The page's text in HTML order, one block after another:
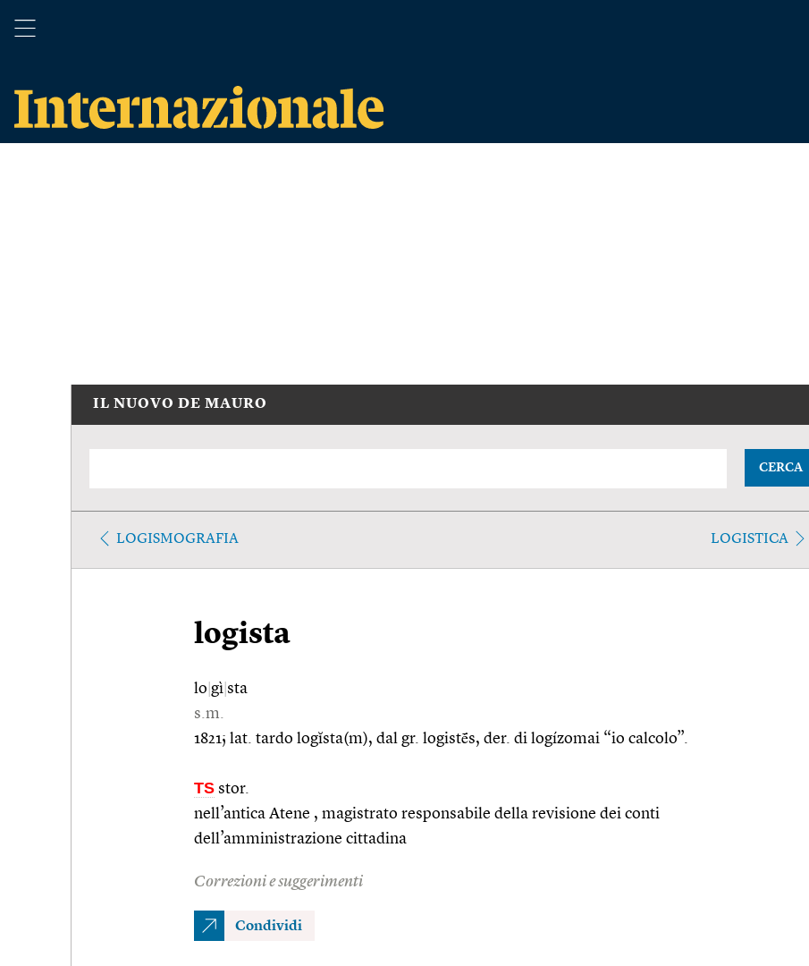
IL NUOVO DE MAURO
CERCA
LOGISMOGRAFIA LOGISTICA
logista
lo gì sta
s.m.
1821; lat. tardo logĭsta(m), dal gr. logistḗs, der. di logízomai “io calcolo”.
TS stor.
nell’antica Atene , magistrato responsabile della revisione dei conti
dell’amministrazione cittadina
Correzioni e suggerimenti
Condividi